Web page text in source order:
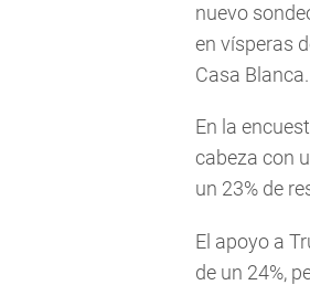
nuevo
en vísperas
Casa Blanca.
En la
cabeza con
un 23% de
El apoyo a
de un 24%,